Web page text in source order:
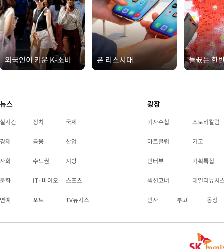
외국인이 키운 K-소비 폰 리스시대 들끓는 한
뉴스
실시간 정치 국제
경제 금융 산업
사회 수도권 지방
문화 IT·바이오 스포츠
연예 포토 TV뉴시스
광장
기자수첩 스토리칼럼
아트클럽 기고
인터뷰 기획특집
섹션코너 데일리뉴시
인사 부고 동정